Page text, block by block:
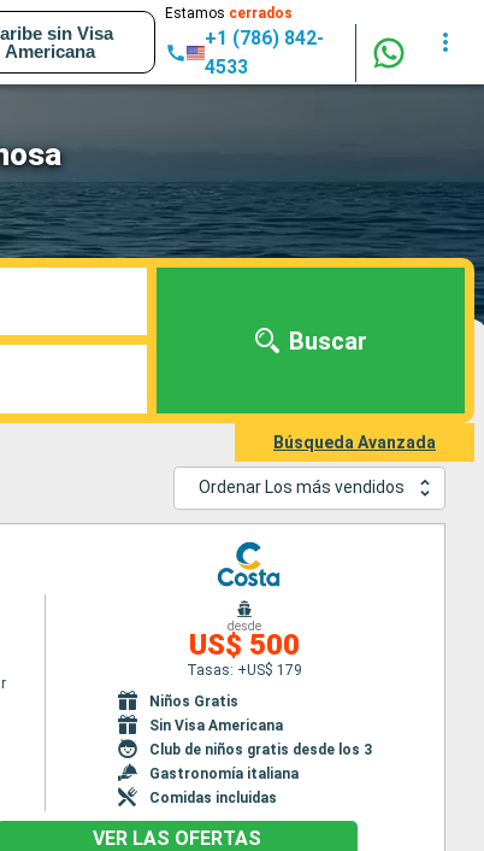
sin Visa
Americana
Estamos cerrados
+1 (786) 842-
4533
Buscar
Búsqueda Avanzada
Ordenar Los más vendidos
desde
US$ 500
Tasas: +US$ 179
Niños Gratis
Sin Visa Americana
Club de niños gratis desde los 3
Gastronomía italiana
Comidas incluidas
VER LAS OFERTAS